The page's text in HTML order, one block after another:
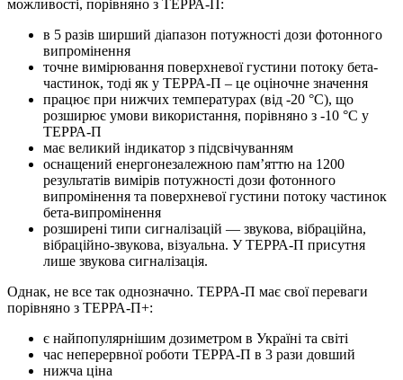
можливості, порівняно з ТЕРРА-П:
в 5 разів ширший діапазон потужності дози фотонного
випромінення
точне вимірювання поверхневої густини потоку бета-
частинок, тоді як у ТЕРРА-П – це оціночне значення
працює при нижчих температурах (від -20 °C), що
розширює умови використання, порівняно з -10 °C у
TEРРА-П
має великий індикатор з підсвічуванням
оснащений енергонезалежною пам’яттю на 1200
результатів вимірів потужності дози фотонного
випромінення та поверхневої густини потоку частинок
бета-випромінення
розширені типи сигналізацій — звукова, вібраційна,
вібраційно-звукова, візуальна. У ТЕРРА-П присутня
лише звукова сигналізація.
Однак, не все так однозначно. ТЕРРА-П має свої переваги
порівняно з ТЕРРА-П+:
є найпопулярнішим дозиметром в Україні та світі
час неперервної роботи ТЕРРА-П в 3 рази довший
нижча ціна